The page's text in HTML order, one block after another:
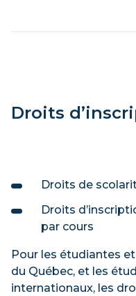
Droits
Droits de
Droits
par cours
Pour les étudiantes
du Québec, et les
internationaux, les